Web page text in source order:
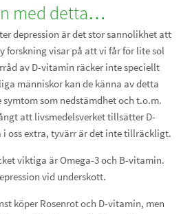
med detta…
depression är det stor sannolikhet att
forskning visar på att vi får för lite sol
av D-vitamin räcker inte speciellt
människor kan de känna av detta
som nedstämdhet och t.o.m.
att livsmedelsverket tillsätter D-
oss extra, tyvärr är det inte tillräckligt.
viktiga är Omega-3 och B-vitamin.
vid underskott.
köper Rosenrot och D-vitamin, men